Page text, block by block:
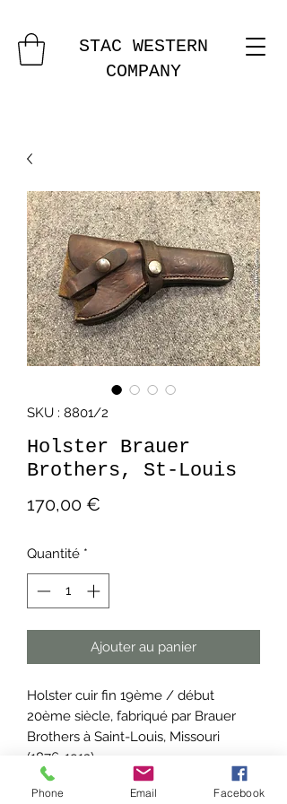
STAC WESTERN
COMPANY
SKU : 8801/2
Holster Brauer
Brothers, St-Louis
170,00 €
Quantité *
Ajouter au panier
Holster cuir fin 19ème / début
20ème siècle, fabriqué par Brauer
Brothers à Saint-Louis, Missouri
(1876-1913).
Cuir épais en excellent état ; patte de
Phone Email Facebook